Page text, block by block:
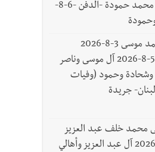
وفاة الحاجة رقية محمد حمودة -الدفن -6-8-
وفاة مصطفى محمد موسى 3-8-2026
والتعازي في صيدا 5-8-2026 آل موسى وناصر
وحمود (وفيات
جريدة
محمد خلف عبد العزيز
والدفن الأحد 2-8-2026 آل عبد العزيز وأهالي